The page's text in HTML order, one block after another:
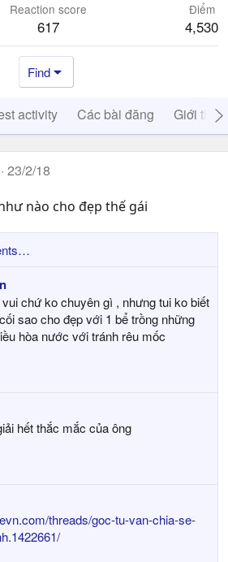
Reaction score
617
Điểm
4,530
Find
activity Các bài đăng Giới thiệu
23/2/18
nào cho đẹp thế gái
chứ ko chuyên gì , nhưng tui ko biết
sao cho đẹp với 1 bể trồng những
hòa nước với tránh rêu mốc
hết thắc mắc của ông
threads/goc-tu-van-chia-se-